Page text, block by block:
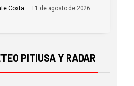
Costa
1 de agosto de 2026
PITIUSA Y RADAR